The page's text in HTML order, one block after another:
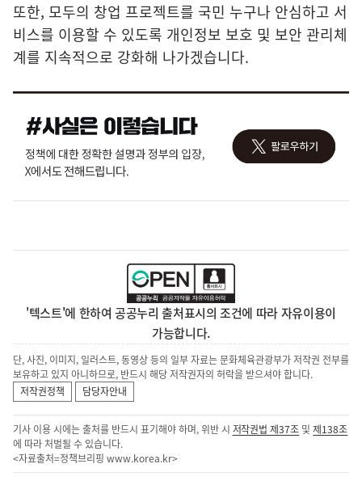
또한, 모두의 창업 프로젝트를 국민 누구나 안심하고 서
비스를 이용할 수 있도록 개인정보 보호 및 보안 관리체
계를 지속적으로 강화해 나가겠습니다.
'텍스트'에 한하여 공공누리 출처표시의 조건에 따라 자유이용이
가능합니다.
단, 사진, 이미지, 일러스트, 동영상 등의 일부 자료는 문화체육관광부가 저작권 전부를
보유하고 있지 아니하므로, 반드시 해당 저작권자의 허락을 받으셔야 합니다.
저작권정책
담당자안내
기사 이용 시에는 출처를 반드시 표기해야 하며, 위반 시 저작권법 제37조 및제138조
에 따라 처벌될 수 있습니다.
<자료출처=정책브리핑 www.korea.kr>